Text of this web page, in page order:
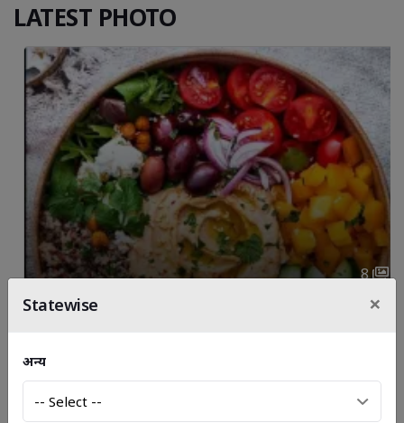
LATEST PHOTO
8
Statewise ×
अन्य